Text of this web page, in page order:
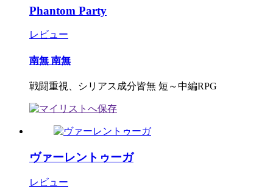
Phantom Party
レビュー
南無 南無
戦闘重視、シリアス成分皆無 短～中編RPG
ヴァーレントゥーガ
レビュー